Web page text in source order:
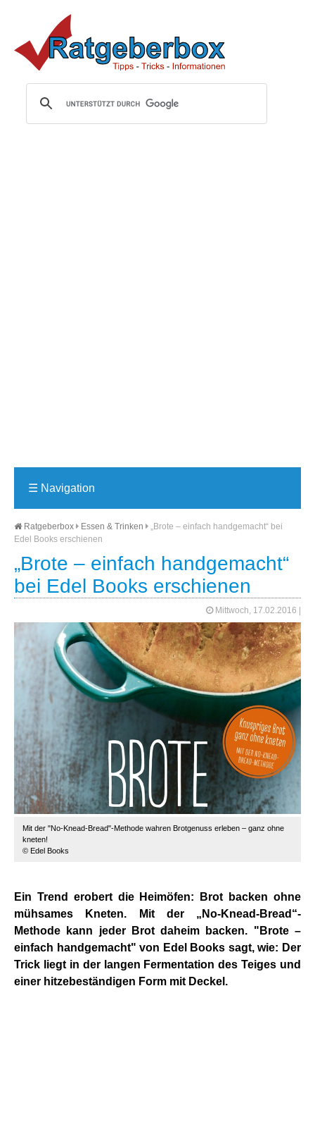
☰ Navigation
Ratgeberbox Essen & Trinken
„Brote – einfach handgemacht“ bei
Edel Books erschienen
„Brote – einfach handgemacht“
bei Edel Books erschienen
Mittwoch, 17.02.2016
Mit der "No-Knead-Bread"-Methode wahren Brotgenuss erleben – ganz ohne
kneten!
© Edel Books
Ein Trend erobert die Heimöfen: Brot backen ohne
mühsames Kneten. Mit der „No-Knead-Bread“-
Methode kann jeder Brot daheim backen. "Brote –
einfach handgemacht" von Edel Books sagt, wie: Der
Trick liegt in der langen Fermentation des Teiges und
einer hitzebeständigen Form mit Deckel.